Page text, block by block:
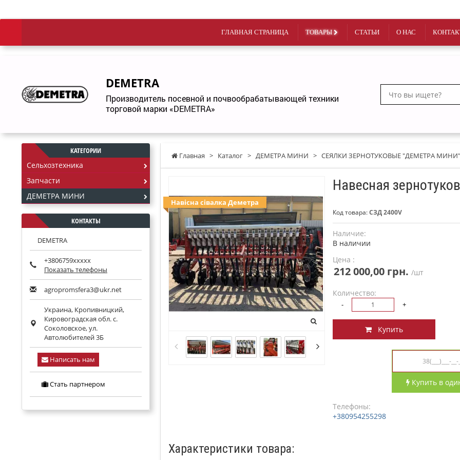
ГЛАВНАЯ СТРАНИЦА ТОВАРЫ СТАТЬИ О НАС
DEMETRA
Производитель посевной и почвообрабатывающей техники
торговой марки «DEMETRA»
Главная > Каталог > ДЕМЕТРА МИНИ > СЕЯЛКИ ЗЕРНОТУКОВЫЕ "ДЕМЕТРА МИНИ"
Навесная
Код товара:СЗД 2400V
Навісна сівалка Деметра
Наличие:
В наличии
Цена :
212 000,00 грн. /шт
Количество:
- +
Купить
Купить в
Телефоны:
+380954255298
Характеристики товара:
КАТЕГОРИИ
Сельхозтехника
Запчасти
ДЕМЕТРА МИНИ
КОНТАКТЫ
DEMETRA
+3806759xxxxx
Показать телефоны
agropromsfera3@ukr.net
Украина, Кропивницкий,
Кировоградская обл.с.
Соколовское, ул.
Автолюбителей 3Б
Написать нам
Стать партнером